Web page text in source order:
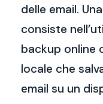
delle email.
consiste
backup online
locale che
email su un